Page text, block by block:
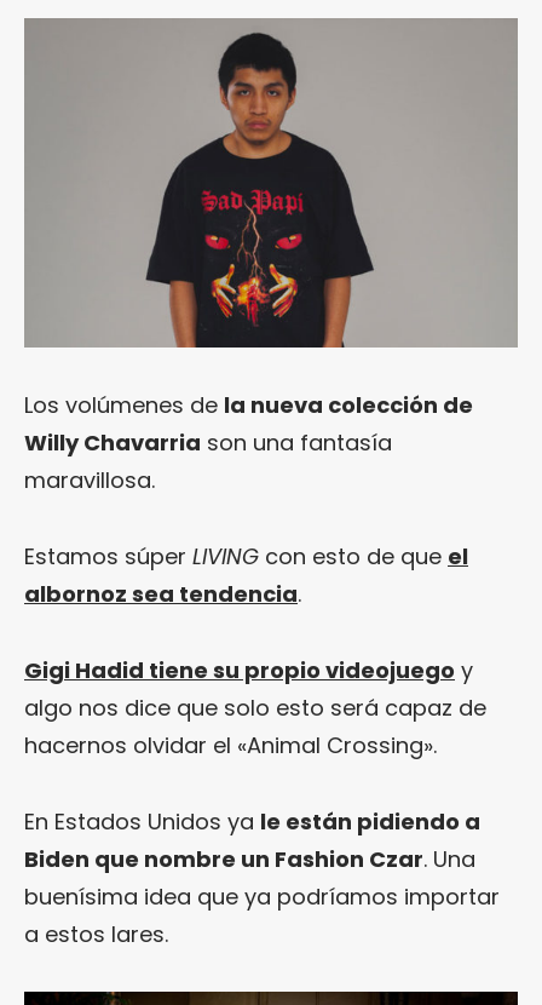
Los volúmenes de la nueva colección de
Willy Chavarria son una fantasía
maravillosa.
Estamos súper LIVING con esto de que el
albornoz sea tendencia.
Gigi Hadid tiene su propio videojuego y
algo nos dice que solo esto será capaz de
hacernos olvidar el «Animal Crossing».
En Estados Unidos ya le están pidiendo a
Biden que nombre un Fashion Czar. Una
buenísima idea que ya podríamos importar
a estos lares.